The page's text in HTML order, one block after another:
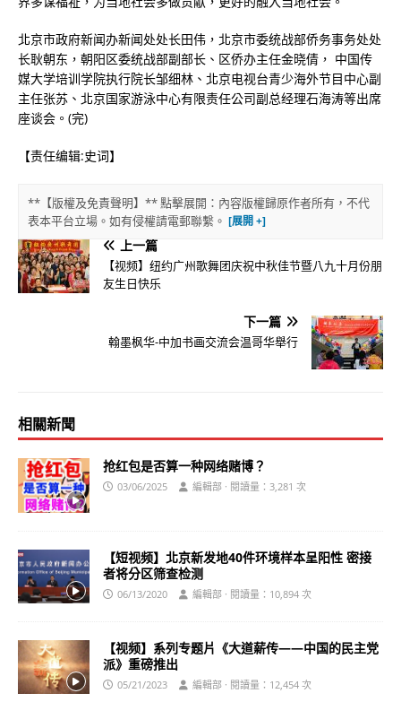
北京市政府新闻办新闻处处长田伟，北京市委统战部侨务事务处处
长耿朝东，朝阳区委统战部副部长、区侨办主任金晓倩， 中国传
媒大学培训学院执行院长邹细林、北京电视台青少海外节目中心副
主任张苏、北京国家游泳中心有限责任公司副总经理石海涛等出席
座谈会。(完)
【责任编辑:史词】
**【版權及免責聲明】** 點擊展開：內容版權歸原作者所有，不代
表本平台立場。如有侵權請電郵聯繫。
上一篇
【视频】纽约广州歌舞团庆祝中秋佳节暨八九十月份朋
友生日快乐
下一篇
翰墨枫华-中加书画交流会温哥华舉行
相關新聞
抢红包是否算一种网络赌博？
03/06/2025 編輯部 · 閱讀量：3,281 次
【短视频】北京新发地40件环境样本呈阳性 密接
者将分区筛查检测
06/13/2020 編輯部 · 閱讀量：10,894 次
【视频】系列专题片《大道薪传——中国的民主党
派》重磅推出
05/21/2023 編輯部 · 閱讀量：12,454 次